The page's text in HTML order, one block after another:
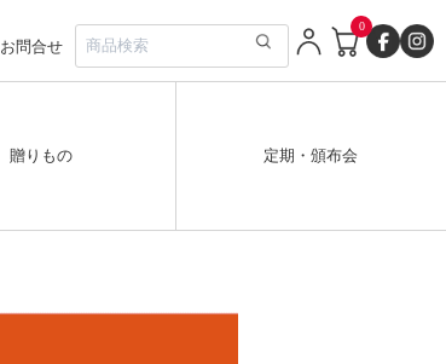
お問合せ
0
贈りもの 定期・頒布会